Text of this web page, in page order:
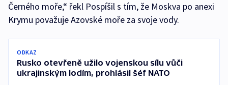
Černého moře,“ řekl Pospíšil s tím, že Moskva po anexi
Krymu považuje Azovské moře za svoje vody.
ODKAZ
Rusko otevřeně užilo vojenskou sílu vůči
ukrajinským lodím, prohlásil šéf NATO